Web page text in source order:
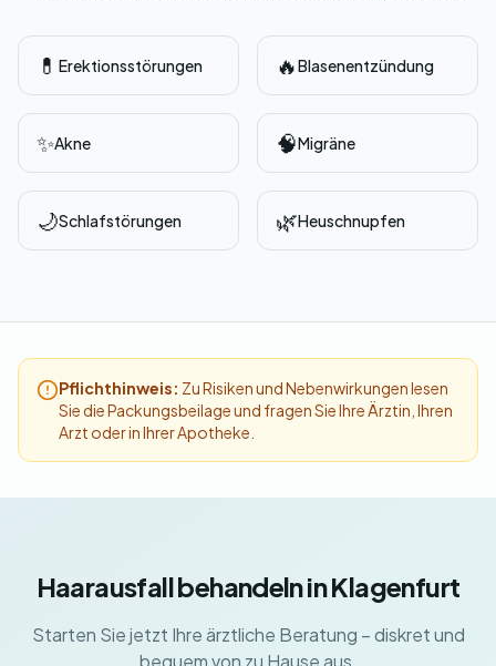
💊 Erektionsstörungen 🔥Blasenentzündung
✨Akne 🧠Migräne
🌙Schlafstörungen 🌿Heuschnupfen
Pflichthinweis: Zu Risiken und Nebenwirkungen lesen
Sie die Packungsbeilage und fragen Sie Ihre Ärztin, Ihren
Arzt oder in Ihrer Apotheke.
Haarausfall behandeln in Klagenfurt
Starten Sie jetzt Ihre ärztliche Beratung – diskret und
bequem von zu Hause aus.